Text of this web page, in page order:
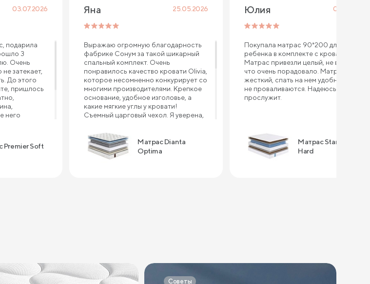
03.07.2026
подарила
3
Очень
затекает,
До этого
пришлось
него
матрас
пока не
большое
Premier Soft
Яна 25.05.2026
Выражаю огромную благодарность
фабрике Сонум за такой шикарный
спальный комплект. Очень
понравилось качество кровати Olivia,
которое несомненно конкурирует со
многими производителями. Крепкое
основание, удобное изголовье, а
какие мягкие углы у кровати!
Съемный царговый чехол. Я уверена,
с предыдущей кроватью другого
производителя примерно через год
это случилось. А матрас - это
отдельный шедевр! Выдерживает
Матрас Dianta
Optima
Юлия 08.04.2026
Покупала матрас 90*200 для
ребенка в комплекте с кроватью.
Матрас привезли целый, не всткурке,
что очень порадовало. Матрас
жесткий, спать на нем удобно, бока
не проваливаются. Надеюсь долго
прослужит.
Матрас Standart
Hard
Советы